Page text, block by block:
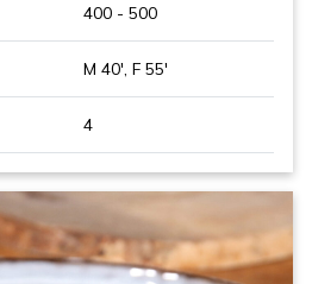
400 - 500
M 40', F 55'
4